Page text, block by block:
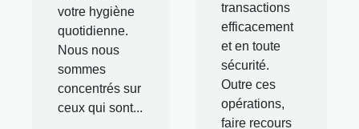
votre hygiène
quotidienne.
Nous nous
sommes
concentrés sur
ceux qui sont...
transactions
efficacement
et en toute
sécurité.
Outre ces
opérations,
faire recours